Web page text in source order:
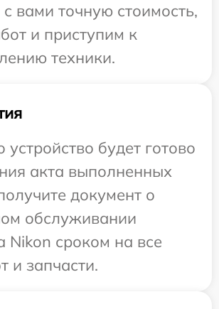
вами точную стоимость,
и приступим к
техники.
устройство будет готово
акта выполненных
документ о
обслуживании
Nikon сроком на все
и запчасти.